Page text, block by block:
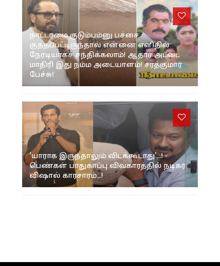
நாட்டாமை குடும்பம்னு பச்சை
குத்தப்பட்டிருந்தால் என்னை எளிதில்
நேரடியாகச் சந்திக்கலாம்! ஆதார் அட்டை
மாதிரி இது நம்ம அடையாளம்! சரத்குமார்
பேச்சு!
'யாராக இருந்தாலும் விடக்கூடாது'...! -
பெண்கள் பாதுகாப்பு விவகாரத்தில் நடிகர்
விஷால் காரசாரம்...!